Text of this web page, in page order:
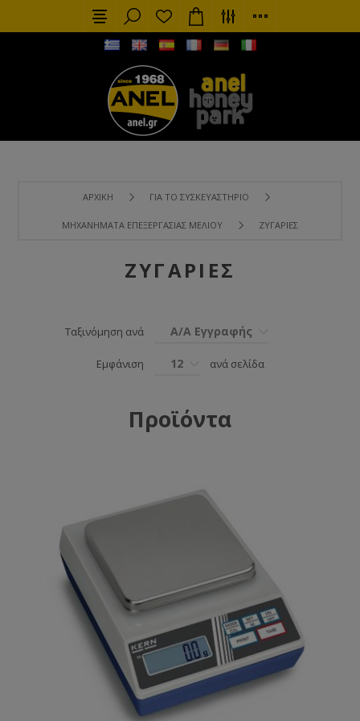
ΑΡΧΙΚΉ ΓΙΑ ΤΟ ΣΥΣΚΕΥΑΣΤΉΡΙΟ
ΜΗΧΑΝΉΜΑΤΑ ΕΠΕΞΕΡΓΑΣΊΑΣ ΜΕΛΙΟΎ ΖΥΓΑΡΙΈΣ
ΖΥΓΑΡΙΈΣ
Ταξινόμηση ανά Α/Α Εγγραφής
Εμφάνιση 12 ανά σελίδα
Προϊόντα